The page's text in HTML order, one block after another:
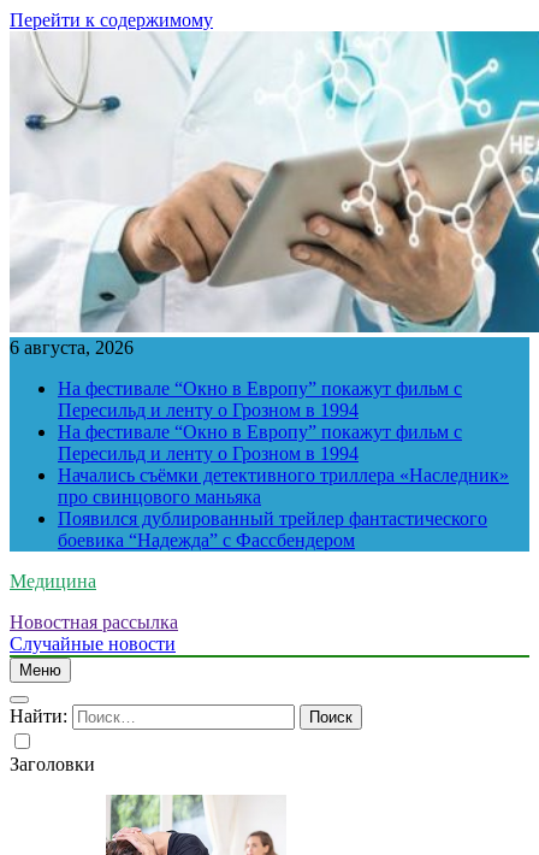
Перейти к содержимому
6 августа, 2026
На фестивале “Окно в Европу” покажут фильм с
Пересильд и ленту о Грозном в 1994
На фестивале “Окно в Европу” покажут фильм с
Пересильд и ленту о Грозном в 1994
Начались съёмки детективного триллера «Наследник»
про свинцового маньяка
Появился дублированный трейлер фантастического
боевика “Надежда” с Фассбендером
Медицина
Новостная рассылка
Случайные новости
Меню
Найти:
Заголовки